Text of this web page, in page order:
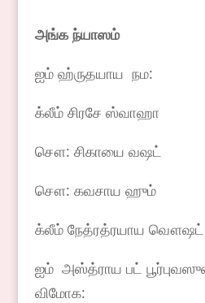
அங்க ந்யாஸம்
ஐம் ஹ்ருதயாய நம:
க்லீம் சிரசே ஸ்வாஹா
சௌ: சிகாயை வஷட்
சௌ: கவசாய ஹும்
க்லீம் நேத்ரத்ரயாய வௌஷட்
ஐம் அஸ்த்ராய பட்
விமோக: